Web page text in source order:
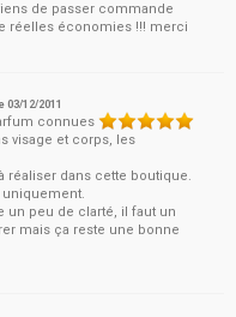
de passer commande
réelles économies !!! merci
03/12/2011
connues
visage et corps, les
réaliser dans cette boutique.
un peu de clarté, il faut un
mais ça reste une bonne